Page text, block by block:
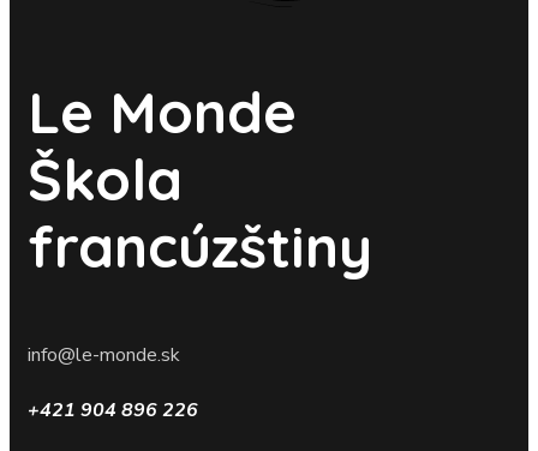
Le Monde
Škola
francúzštiny
info@le-monde.sk
+421 904 896 226